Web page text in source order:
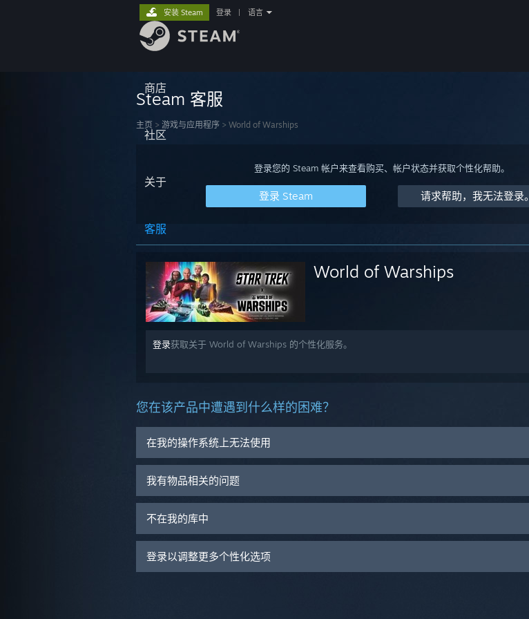
商店
社区
关于
客服
安装 Steam 登录 语言
Steam 客服
主页 > 游戏与应用程序 > World of Warships
登录您的 Steam 帐户来查看购买、帐户状态并获取个性化帮助。
登录 Steam 请求帮助，我无法登录。
World of Warships
登录获取关于 World of Warships 的个性化服务。
您在该产品中遭遇到什么样的困难？
在我的操作系统上无法使用
我有物品相关的问题
不在我的库中
登录以调整更多个性化选项